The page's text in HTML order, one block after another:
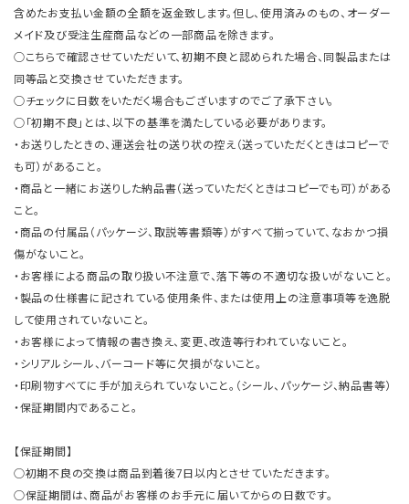
含めたお支払い金額の全額を返金致します。但し、使用済みのもの、オーダー
メイド及び受注生産商品などの一部商品を除きます。
○こちらで確認させていただいて、初期不良と認められた場合、同製品または
同等品と交換させていただきます。
○チェックに日数をいただく場合もございますのでご了承下さい。
○「初期不良」とは、以下の基準を満たしている必要があります。
・お送りしたときの、運送会社の送り状の控え（送っていただくときはコピーで
も可）があること。
・商品と一緒にお送りした納品書（送っていただくときはコピーでも可）がある
こと。
・商品の付属品（パッケージ、取説等書類等）がすべて揃っていて、なおかつ損
傷がないこと。
・お客様による商品の取り扱い不注意で、落下等の不適切な扱いがないこと。
・製品の仕様書に記されている使用条件、または使用上の注意事項等を逸脱
して使用されていないこと。
・お客様によって情報の書き換え、変更、改造等行われていないこと。
・シリアルシール、バーコード等に欠損がないこと。
・印刷物すべてに手が加えられていないこと。（シール、パッケージ、納品書等）
・保証期間内であること。
【保証期間】
○初期不良の交換は商品到着後7日以内とさせていただきます。
○保証期間は、商品がお客様のお手元に届いてからの日数です。